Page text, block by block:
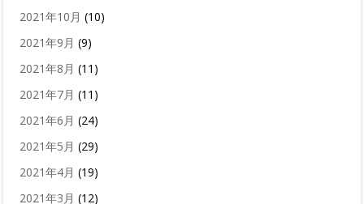
2021年10月 (10)
2021年9月 (9)
2021年8月 (11)
2021年7月 (11)
2021年6月 (24)
2021年5月 (29)
2021年4月 (19)
2021年3月 (12)